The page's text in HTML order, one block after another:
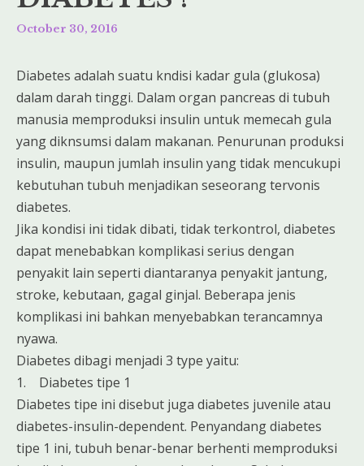
October 30, 2016
Diabetes adalah suatu kndisi kadar gula (glukosa)
dalam darah tinggi. Dalam organ pancreas di tubuh
manusia memproduksi insulin untuk memecah gula
yang diknsumsi dalam makanan. Penurunan produksi
insulin, maupun jumlah insulin yang tidak mencukupi
kebutuhan tubuh menjadikan seseorang tervonis
diabetes.
Jika kondisi ini tidak dibati, tidak terkontrol, diabetes
dapat menebabkan komplikasi serius dengan
penyakit lain seperti diantaranya penyakit jantung,
stroke, kebutaan, gagal ginjal. Beberapa jenis
komplikasi ini bahkan menyebabkan terancamnya
nyawa.
Diabetes dibagi menjadi 3 type yaitu:
1. Diabetes tipe 1
Diabetes tipe ini disebut juga diabetes juvenile atau
diabetes-insulin-dependent. Penyandang diabetes
tipe 1 ini, tubuh benar-benar berhenti memproduksi